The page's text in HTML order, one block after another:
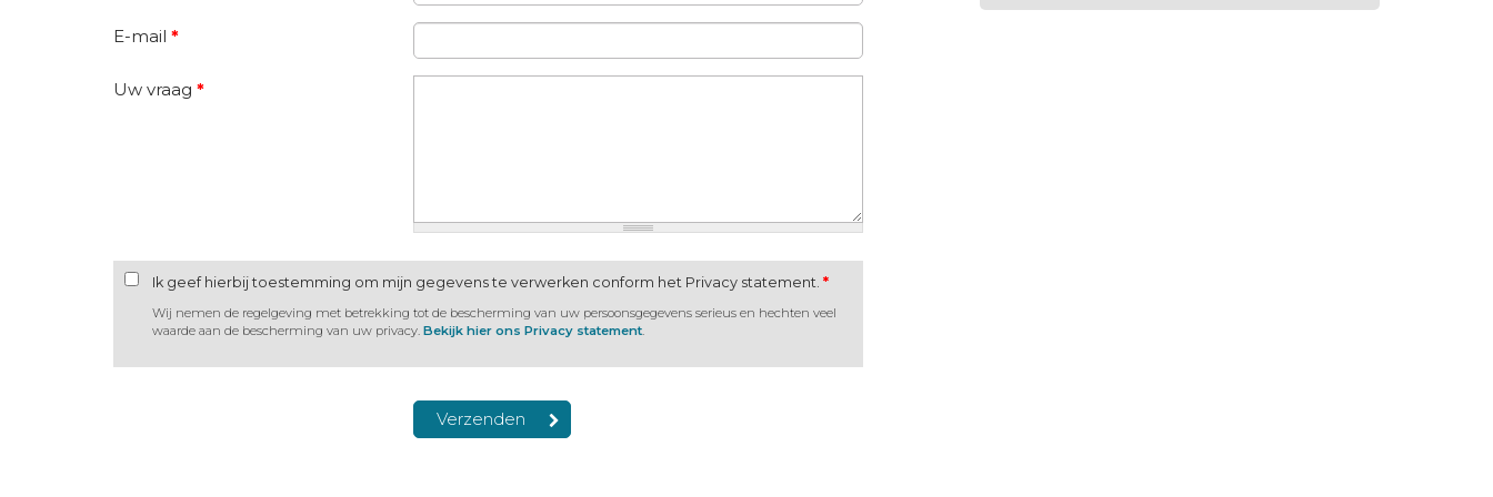
E-mail *
Uw vraag *
Ik geef hierbij toestemming om mijn gegevens te verwerken conform het Privacy statement. *
Wij nemen de regelgeving met betrekking tot de bescherming van uw persoonsgegevens serieus en hechten veel
waarde aan de bescherming van uw privacy. Bekijk hier ons Privacy statement